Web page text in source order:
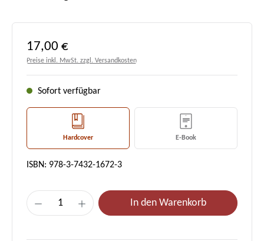
Regulärer Preis:
17,00 €
Preise inkl. MwSt. zzgl. Versandkosten
Sofort verfügbar
Hardcover E-Book
ISBN: 978-3-7432-1672-3
Produkt Anzahl: Gib den gewünschten
In den Warenkorb